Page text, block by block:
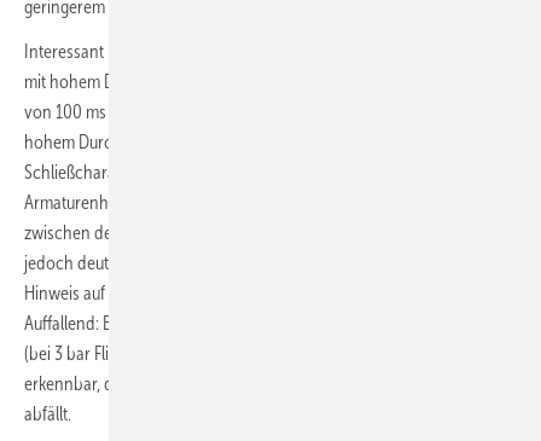
geringerem Volumenstrom.
Interessant ist in diesem Zusammenhang, dass bei einigen Armaturen
mit hohem Durchfluss der Druckstoß bei der
von 100 ms deutlich niedriger ausfällt als bei anderen Armaturen mit
hohem Durchfluss. Dies ist sicher auf die unterschiedlichen
Schließcharakteristiken
Armaturenherstellern ist der Unterschied bei 3 bar Fließdruck
zwischen der Schließzeit von 100 ms und 20 ms zwar erkennbar,
jedoch deutlich geringer als bei anderen Produkten. Auch dies ist ein
Hinweis auf spezielle Schließcharakteristiken dieser Hersteller.
Auffallend: Bei den
(bei 3 bar Fließdruck und jeweils 100 ms und 20 ms Schließzeit) ist
erkennbar, dass bei einigen Armaturen der Druck zudem unter 0 bar
abfällt.